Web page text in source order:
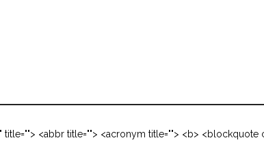
<abbr title=""> <acronym title=""> <b>